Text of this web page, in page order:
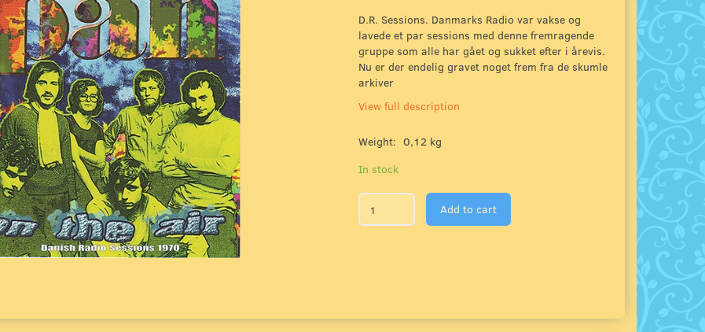
D.R. Sessions. Danmarks Radio var vakse og
lavede et par sessions med denne fremragende
gruppe som alle har gået og sukket efter i årevis.
Nu er der endelig gravet noget frem fra de skumle
arkiver
View full description
Weight: 0,12 kg
In stock
Add to cart